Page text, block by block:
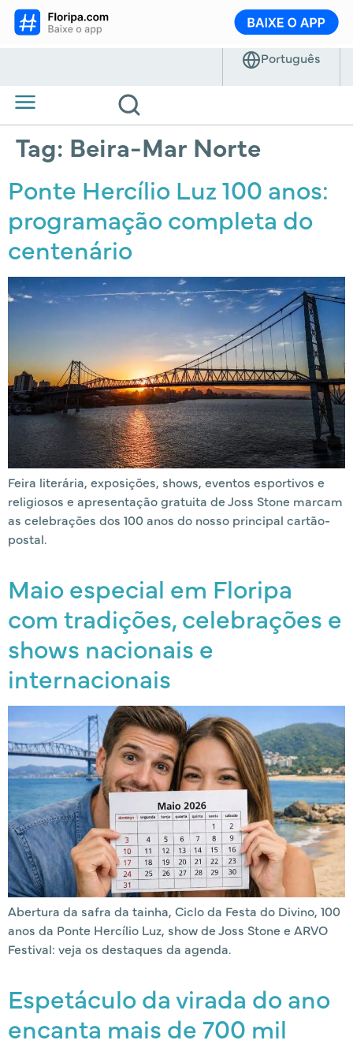
Tag: Beira-Mar Norte
Ponte Hercílio Luz 100 anos:
programação completa do
centenário
Feira literária, exposições, shows, eventos esportivos e
religiosos e apresentação gratuita de Joss Stone marcam
as celebrações dos 100 anos do nosso principal cartão-
postal.
Maio especial em Floripa
com tradições, celebrações e
shows nacionais e
internacionais
Abertura da safra da tainha, Ciclo da Festa do Divino, 100
anos da Ponte Hercílio Luz, show de Joss Stone e ARVO
Festival: veja os destaques da agenda.
Espetáculo da virada do ano
encanta mais de 700 mil